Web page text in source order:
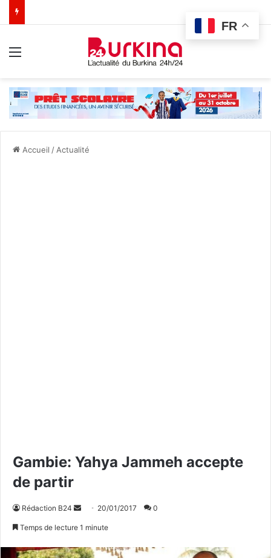
Accueil / Actualité
Gambie: Yahya Jammeh accepte
de partir
Rédaction B24
o
20/01/2017 0
Temps de lecture 1 minute
FR